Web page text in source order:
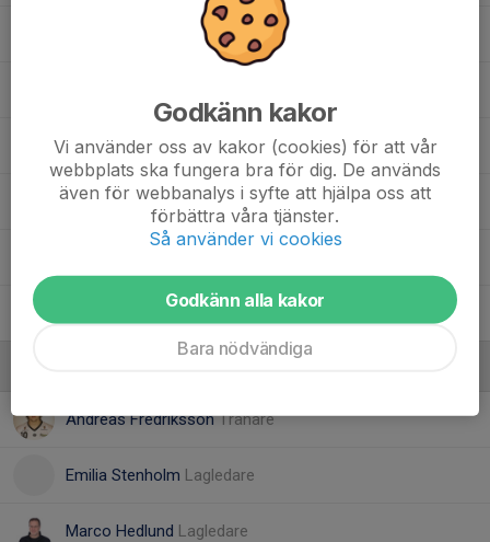
55. Molly Samuelsson
4. Sandra Eriksson
16. Therese Larsson
Andreas FredrikssonTränare
Emilia Stenholm Lagledare
Marco Hedlund Lagledare
Godkänn kakor
Vi använder oss av kakor (cookies) för att vår
webbplats ska fungera bra för dig. De används
även för webbanalys i syfte att hjälpa oss att
förbättra våra tjänster.
Så använder vi cookies
Godkänn alla kakor
Bara nödvändiga